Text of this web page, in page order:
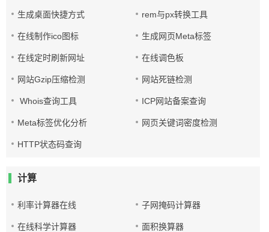
生成桌面快捷方式 rem与px转换工具
在线制作ico图标 生成网页Meta标签
在线定时刷新网址 在线调色板
网站Gzip压缩检测 网站死链检测
Whois查询工具 ICP网站备案查询
Meta标签优化分析 网页关键词密度检测
HTTP状态码查询
计算
利率计算器在线 子网掩码计算器
在线科学计算器 面积换算器